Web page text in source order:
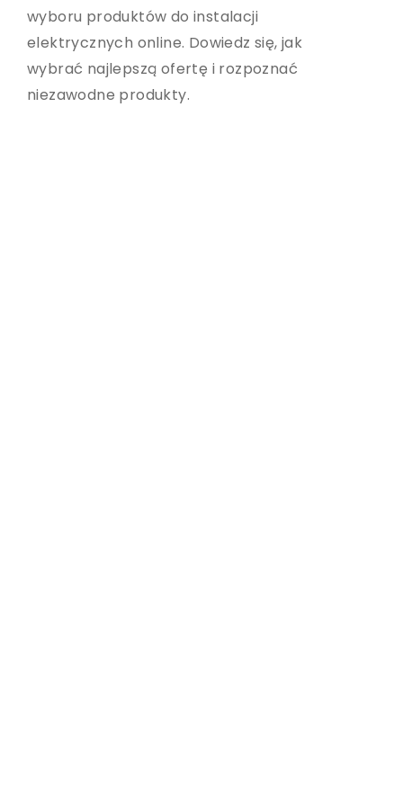
przyciąga turystów swoją nowoczesną
architekturą, luksusowymi sklepami,
pięknymi plażami i egzotycznymi
wakacyjnymi atrakcjami. To także
miasto, w którym turystom oferuje się
wyboru produktów do instalacji
elektrycznych online. Dowiedz się, jak
wybrać najlepszą ofertę i rozpoznać
niezawodne produkty.